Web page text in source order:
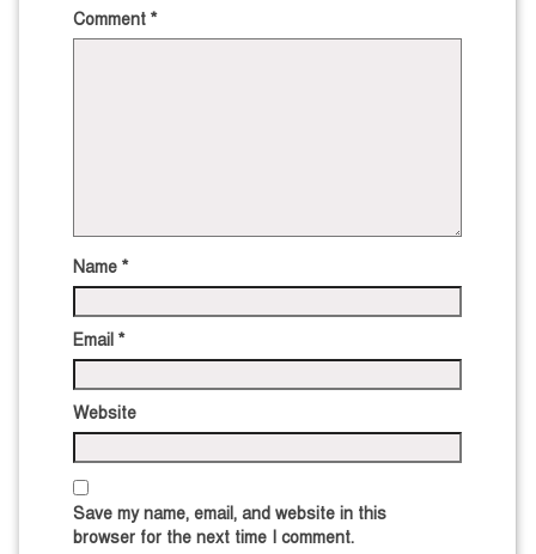
Comment *
Name *
Email *
Website
Save my name, email, and website in this
browser for the next time I comment.